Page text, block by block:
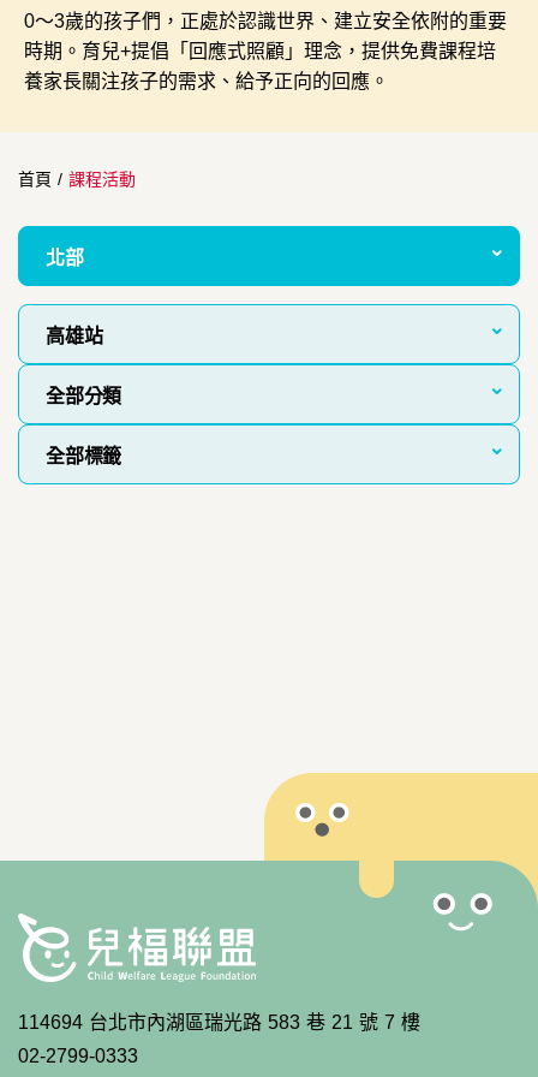
0～3歲的孩子們，正處於認識世界、建立安全依附的重要
時期。育兒+提倡「回應式照顧」理念，提供免費課程培
養家長關注孩子的需求、給予正向的回應。
首頁 / 課程活動
北部
高雄站
全部分類
全部標籤
114694 台北市內湖區瑞光路 583 巷 21 號 7 樓
02-2799-0333